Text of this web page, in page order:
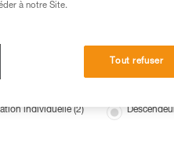
individuelle (2)
à notre Site.
Tout refuser